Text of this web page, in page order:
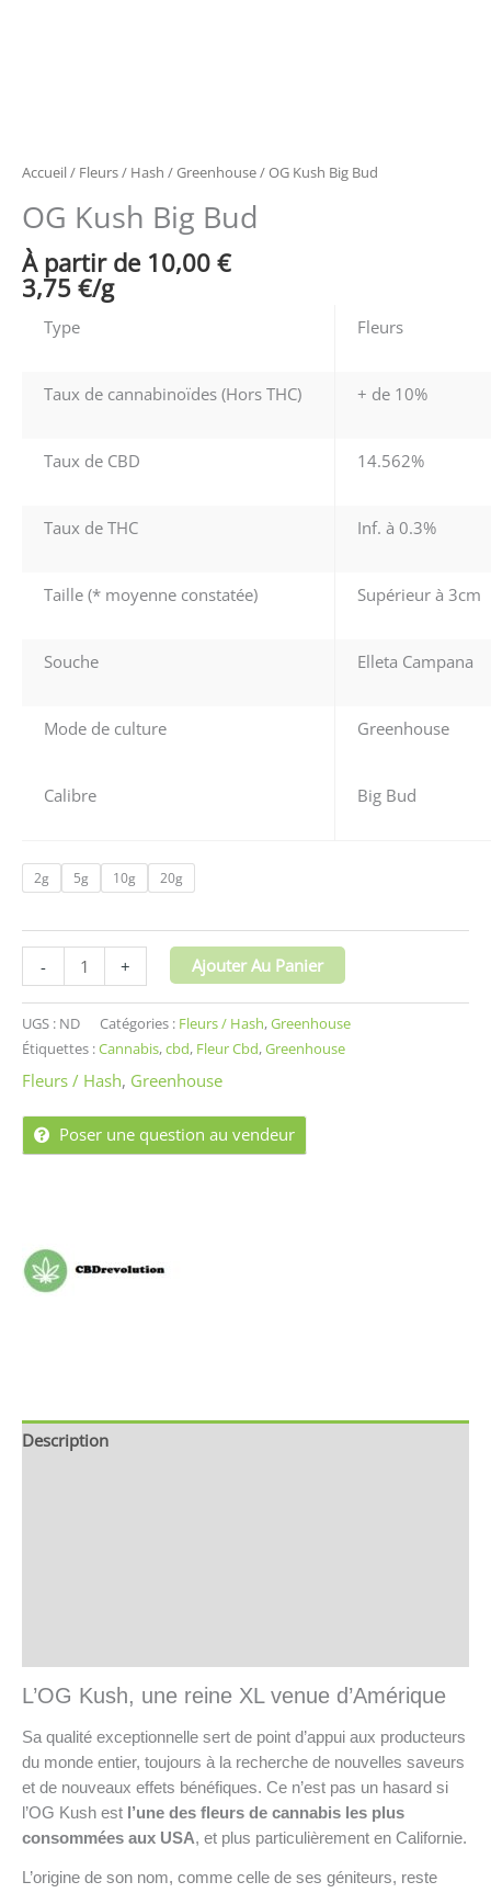
Accueil/ Fleurs / Hash /Greenhouse/ OG Kush Big Bud
OG Kush Big Bud
À partir de 10,00 €
3,75 €/g
Type Fleurs
Taux de cannabinoïdes (Hors THC) + de 10%
Taux de CBD 14.562%
Taux de THC Inf. à 0.3%
Taille (* moyenne constatée) Supérieur à 3cm
Souche Elleta Campana
Mode de culture Greenhouse
Calibre Big Bud
2g 5g 10g 20g
- + Ajouter Au Panier
UGS : ND Catégories : Fleurs / Hash,Greenhouse
Étiquettes :Cannabis,cbd, Fleur Cbd,Greenhouse
Fleurs / Hash, Greenhouse
Poser une question au vendeur
Description
L’OG Kush, une reine XL venue d’Amérique
Sa qualité exceptionnelle sert de point d’appui aux producteurs
du monde entier, toujours à la recherche de nouvelles saveurs
et de nouveaux effets bénéfiques. Ce n’est pas un hasard si
l’OG Kush est l’une des fleurs de cannabis les plus
consommées aux USA, et plus particulièrement en Californie.
L’origine de son nom, comme celle de ses géniteurs, reste